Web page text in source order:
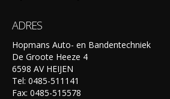
ADRES
Hopmans Auto- en Bandentechniek
De Groote Heeze 4
6598 AV HEIJEN
Tel: 0485-511141
Fax: 0485-515578